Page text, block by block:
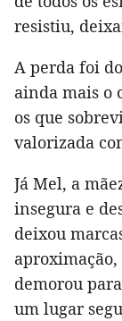
resistiu,
A perda foi
ainda mais o
os que
valorizada
Já Mel, a
insegura e
deixou
demorou
um lugar